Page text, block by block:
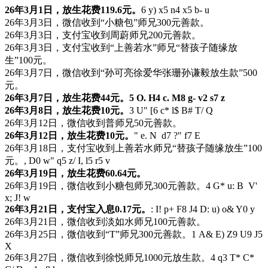
26年3月1日，放生花费119.6元。 6 y) x5 n4 x5 b- u
26年3月3日，微信收到“小糖包”师兄300元善款。
26年3月3日，支付宝收到周蔚师兄200元善款。
26年3月3日，支付宝收到“上善若水”师兄“替孩子随缘放
生”100元。
26年3月7日，微信收到“孙可亮徐爱华张珊孙谦毅放生款”500
元。
26年3月7日，放生花费44元。 5 O. H4 c. M8 g- v2 s7 z
26年3月8日，放生花费10元。 3 U" [6 c* l$ B# T/ Q
26年3月12日，微信收到普师兄50元善款。
26年3月12日，放生花费10元。 " e. N d7 ?" f7 E
26年3月18日，支付宝收到上善若水师兄“替孩子随缘放生”100
元。 , D0 w" q5 z/ I, l5 r5 v
26年3月19日，放生花费60.64元。
26年3月19日，微信收到小糖包师兄300元善款。 4 G* u: B V'
x; J! w
26年3月21日，支付宝入息0.17元。 : I! p+ F8 J4 D: u) o& Y0 y
26年3月21日，微信收到淡如水师兄100元善款。
26年3月25日，微信收到“T”师兄300元善款。 1 A& E) Z9 U9 J5
X
26年3月27日，微信收到徐悦师兄1000元放生款。 4 q3 T* C*